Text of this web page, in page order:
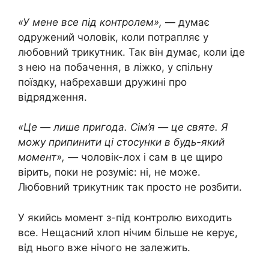
«У мене все під контролем», — думає
одружений чоловік, коли потрапляє у
любовний трикутник. Так він думає, коли іде
з нею на побачення, в ліжко, у спільну
поїздку, набрехавши дружині про
відрядження.
«Це — лише пригода. Сім’я — це святе. Я
можу припинити ці стосунки в будь-який
момент», —чоловік-лох і сам в це щиро
вірить, поки не розуміє: ні, не може.
Любовний трикутник так просто не розбити.
У якийсь момент з-під контролю виходить
все. Нещасний хлоп нічим більше не керує,
від нього вже нічого не залежить.